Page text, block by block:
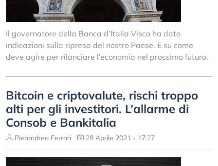
Il governatore della Banca d’Italia Visco ha dato
indicazioni sulla ripresa del nostro Paese. E su come
deve agire per rilanciare l’economia nel prossimo futuro.
Bitcoin e criptovalute, rischi troppo
alti per gli investitori. L’allarme di
Consob e Bankitalia
Pierandrea Ferrari 28 Aprile 2021 - 17:27